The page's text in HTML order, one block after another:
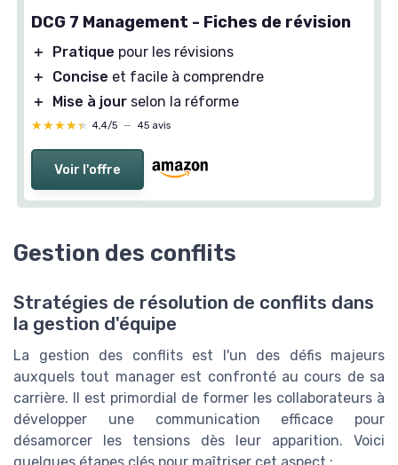
DCG 7 Management - Fiches de révision
＋ Pratique pour les révisions
＋
Concise et facile à comprendre
＋
Mise à jour selon la réforme
★★★★★
★★★★★ 4,4/5 — 45 avis
Voir l'offre
Gestion des conflits
Stratégies de résolution de conflits dans
la gestion d'équipe
La gestion des conflits est l'un des défis majeurs
auxquels tout manager est confronté au cours de sa
carrière. Il est primordial de former les collaborateurs à
développer une communication efficace pour
désamorcer les tensions dès leur apparition. Voici